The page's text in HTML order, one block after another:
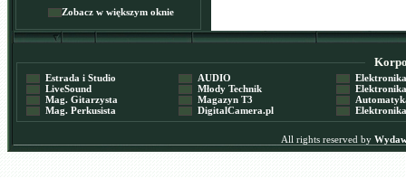
Zobacz w większym oknie
Estrada i Studio
LiveSound
Mag. Gitarzysta
Mag. Perkusista
AUDIO
Młody Technik
Magazyn T3
DigitalCamera.pl
Elektronika
Elektronika
Automatyka
Elektronika
All rights reserved by